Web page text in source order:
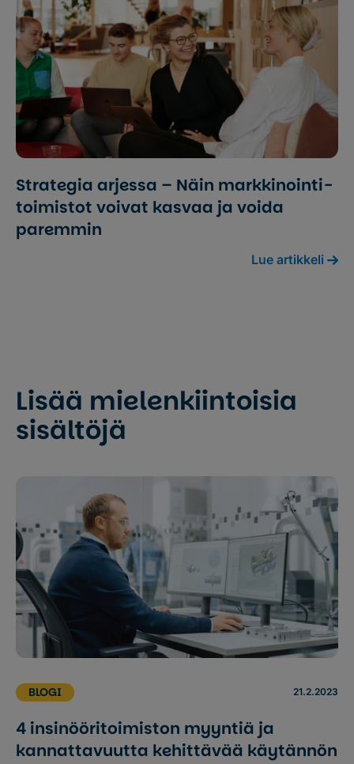
Strategia arjessa – Näin markkinointi­
toimistot voivat kasvaa ja voida
paremmin
Lue artikkeli
Lisää mielenkiintoisia
sisältöjä
BLOGI 21.2.2023
4 insinööritoimiston myyntiä ja
kannattavuutta kehittävää käytännön